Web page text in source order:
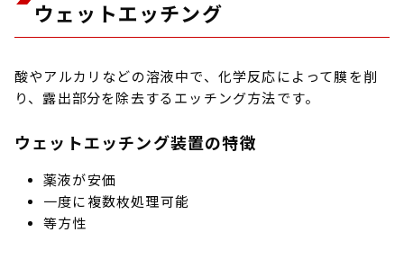
ウェットエッチング
酸やアルカリなどの溶液中で、化学反応によって膜を削
り、露出部分を除去するエッチング方法です。
ウェットエッチング装置の特徴
薬液が安価
一度に複数枚処理可能
等方性